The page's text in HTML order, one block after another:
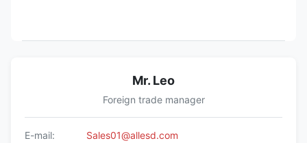
Mr. Leo
Foreign trade manager
E-mail:
Sales01@allesd.com